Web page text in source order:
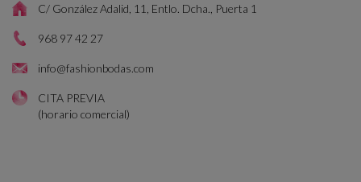
C/ González Adalid, 11, Entlo. Dcha., Puerta 1
968 97 42 27
info@fashionbodas.com
CITA PREVIA
(horario comercial)